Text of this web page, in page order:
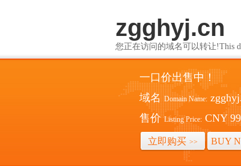
zgghyj.cn
您正在访问的域名可以转让!This
一口价出售中！
域名 Domain Name:
售价 Listing Price: CNY
立即购买 >> BUY